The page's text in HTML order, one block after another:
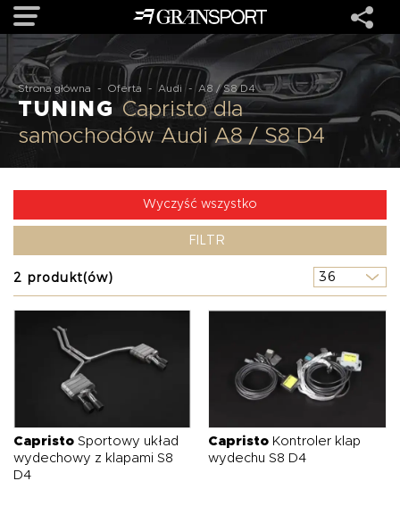
OFERTA
MARKI
O NAS
OFERTA
Strona główna - Oferta - Audi - A8 / S8 D4
TUNING Capristo dla
samochodów Audi A8 / S8 D4
Wyczyść wszystko
FILTR
2 produkt(ów)
Capristo Sportowy układ
wydechowy z klapami S8
D4
Capristo Kontroler klap
wydechu S8 D4